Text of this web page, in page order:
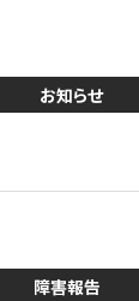
お知らせ
障害報告